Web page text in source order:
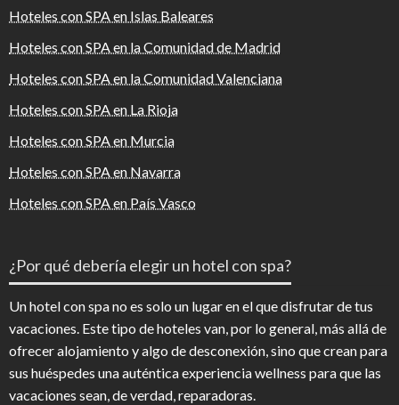
Hoteles con SPA en Islas Baleares
Hoteles con SPA en la Comunidad de Madrid
Hoteles con SPA en la Comunidad Valenciana
Hoteles con SPA en La Rioja
Hoteles con SPA en Murcia
Hoteles con SPA en Navarra
Hoteles con SPA en País Vasco
¿Por qué debería elegir un hotel con spa?
Un hotel con spa no es solo un lugar en el que disfrutar de tus
vacaciones. Este tipo de hoteles van, por lo general, más allá de
ofrecer alojamiento y algo de desconexión, sino que crean para
sus huéspedes una auténtica experiencia wellness para que las
vacaciones sean, de verdad, reparadoras.